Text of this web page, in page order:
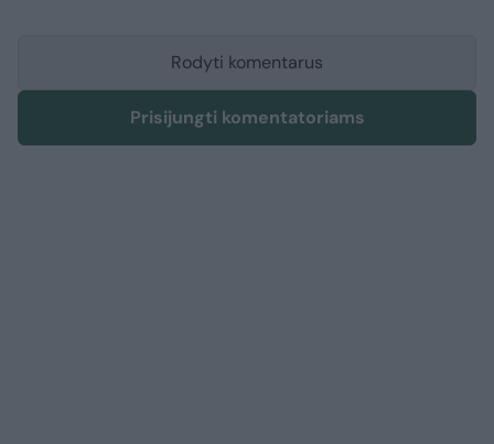
Rodyti komentarus
Prisijungti komentatoriams